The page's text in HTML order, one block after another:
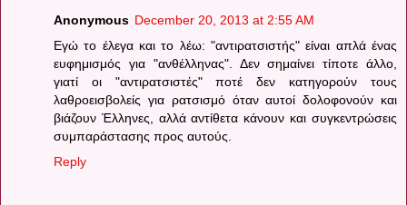
Anonymous December 20, 2013 at 2:55 AM
Εγώ το έλεγα και το λέω: "αντιρατσιστής" είναι απλά ένας
ευφημισμός για "ανθέλληνας". Δεν σημαίνει τίποτε άλλο,
γιατί οι "αντιρατσιστές" ποτέ δεν κατηγορούν τους
λαθροεισβολείς για ρατσισμό όταν αυτοί δολοφονούν και
βιάζουν Έλληνες, αλλά αντίθετα κάνουν και συγκεντρώσεις
συμπαράστασης προς αυτούς.
Reply